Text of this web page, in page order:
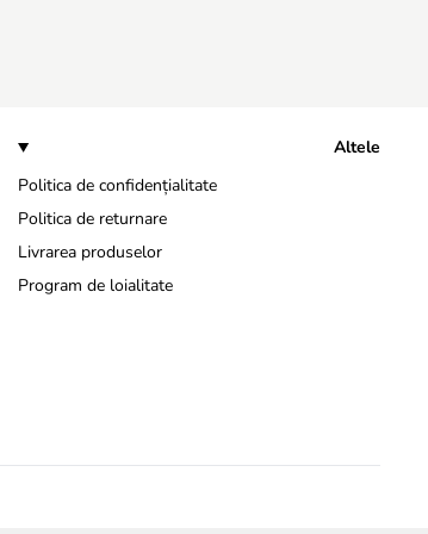
Altele
Politica de confidențialitate
Politica de returnare
Livrarea produselor
Program de loialitate